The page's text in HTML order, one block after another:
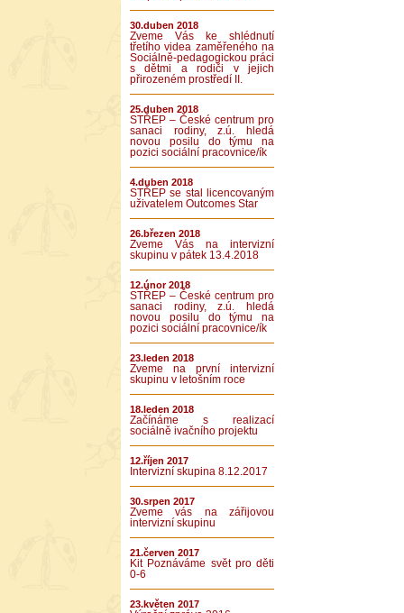
30.duben 2018
Zveme Vás ke shlédnutí
třetího videa zaměřeného na
Sociálně-pedagogickou práci
s dětmi a rodiči v jejich
přirozeném prostředí II.
25.duben 2018
STŘEP – České centrum pro
sanaci rodiny, z.ú. hledá
novou posilu do týmu na
pozici sociální pracovnice/ík
4.duben 2018
STŘEP se stal licencovaným
uživatelem Outcomes Star
26.březen 2018
Zveme Vás na intervizní
skupinu v pátek 13.4.2018
12.únor 2018
STŘEP – České centrum pro
sanaci rodiny, z.ú. hledá
novou posilu do týmu na
pozici sociální pracovnice/ík
23.leden 2018
Zveme na první intervizní
skupinu v letošním roce
18.leden 2018
Začínáme s realizací
sociálně ivačního projektu
12.říjen 2017
Intervizní skupina 8.12.2017
30.srpen 2017
Zveme vás na zářijovou
intervizní skupinu
21.červen 2017
Kit Poznáváme svět pro děti
0-6
23.květen 2017